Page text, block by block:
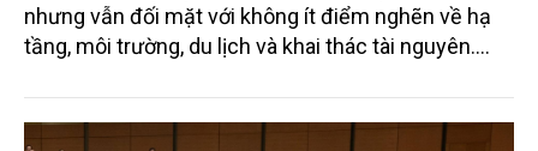
nhưng vẫn đối mặt với không ít điểm nghẽn về hạ
tầng, môi trường, du lịch và khai thác tài nguyên.
đặt mục tiêu đưa kinh tế biển phát triển nhanh, bền
vững, trở thành động lực quan trọng thúc đẩy tăng